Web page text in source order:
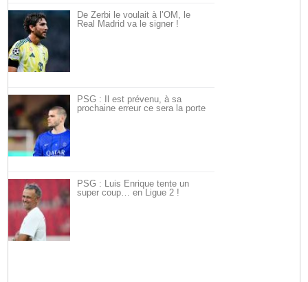
De Zerbi le voulait à l’OM, le
Real Madrid va le signer !
PSG : Il est prévenu, à sa
prochaine erreur ce sera la porte
PSG : Luis Enrique tente un
super coup… en Ligue 2 !